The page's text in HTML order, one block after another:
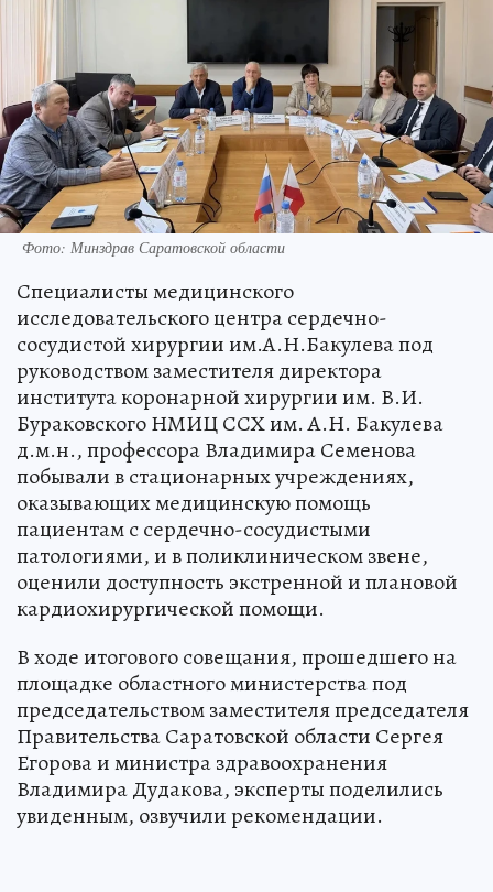
Фото: Минздрав Саратовской области
Специалисты медицинского
исследовательского центра сердечно-
сосудистой хирургии им.А.Н.Бакулева под
руководством заместителя директора
института коронарной хирургии им. В.И.
Бураковского НМИЦ ССХ им. А.Н. Бакулева
д.м.н., профессора Владимира Семенова
побывали в стационарных учреждениях,
оказывающих медицинскую помощь
пациентам с сердечно-сосудистыми
патологиями, и в поликлиническом звене,
оценили доступность экстренной и плановой
кардиохирургической помощи.
В ходе итогового совещания, прошедшего на
площадке областного министерства под
председательством заместителя председателя
Правительства Саратовской области Сергея
Егорова и министра здравоохранения
Владимира Дудакова, эксперты поделились
увиденным, озвучили рекомендации.